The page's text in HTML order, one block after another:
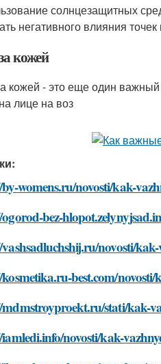
солнцезащитных
негативного влияния
кожей
кожей - это еще один
лице на воз
womens.ru/novosti/kak-
bez-
novosti/
best.com/
stati/kak-
novosti/kak-